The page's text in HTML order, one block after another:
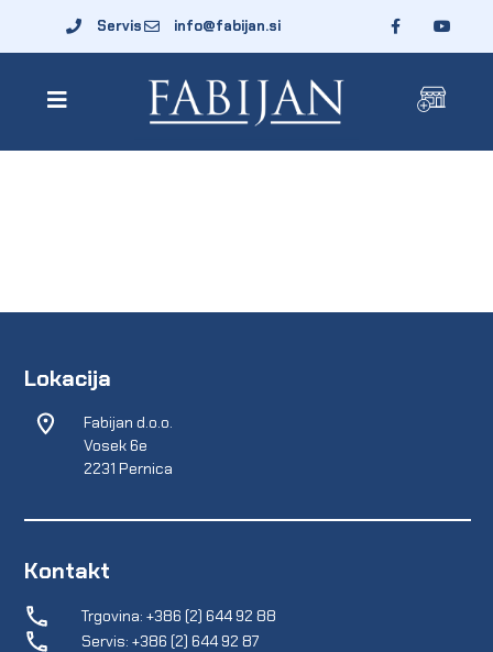
Servis info@fabijan.si
Lokacija
Fabijan d.o.o.
Vosek 6e
2231 Pernica
Kontakt
Trgovina: +386 (2) 644 92 88
Servis: +386 (2) 644 92 87